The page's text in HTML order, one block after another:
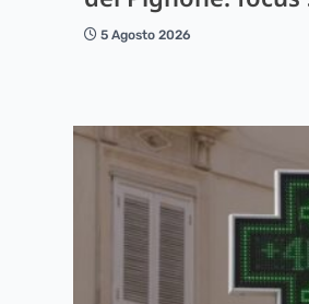
5 Agosto 2026